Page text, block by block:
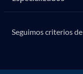
Seguimos criterios de